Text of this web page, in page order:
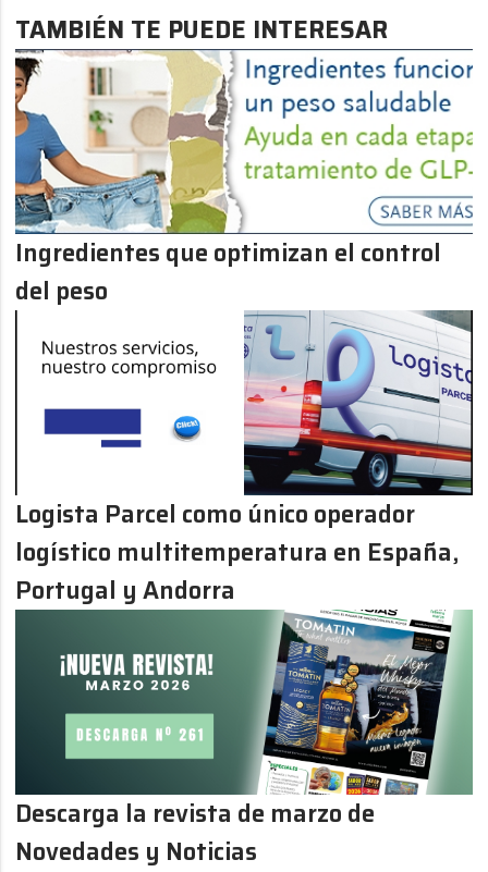
TAMBIÉN TE PUEDE INTERESAR
Ingredientes que optimizan el control
del peso
Logista Parcel como único operador
logístico multitemperatura en España,
Portugal y Andorra
Descarga la revista de marzo de
Novedades y Noticias